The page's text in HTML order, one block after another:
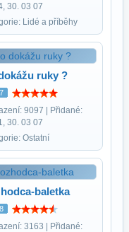
30. 03 07
Lidé a příběhy
ruky ?
9097 | Přidané:
30. 03 07
Ostatní
baletka
3163 | Přidané: